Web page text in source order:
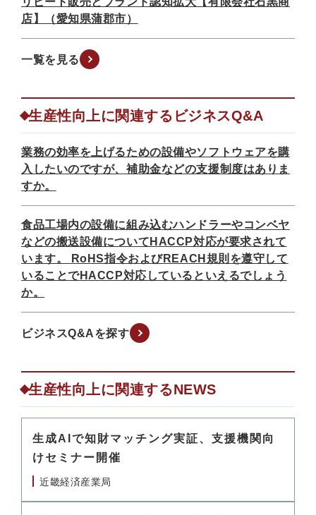
店】（愛知県蒲郡市）
一覧を見る
生産性向上に関連するビジネスQ&A
業務の効率を上げるための設備やソフトウェアを購
入したいのですが、補助金などの支援制度はありま
すか。
食品工場内の設備に組み込むハンドラーやコンベヤ
などの搬送設備についてHACCP対応が要求されて
います。 RoHS指令およびREACH規則を遵守して
いることでHACCP対応しているといえるでしょう
か。
ビジネスQ&Aを探す
生産性向上に関連するNEWS
生成AIで知財マッチング実証、支援機関向
けセミナー開催
近畿経済産業局